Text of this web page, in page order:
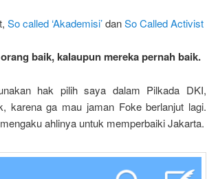
So called ‘Akademisi’danSo Called Activist
baik, kalaupun mereka pernah baik.
hak pilih saya dalam Pilkada DKI,
karena ga mau jaman Foke berlanjut lagi.
ahlinya untuk memperbaiki Jakarta.